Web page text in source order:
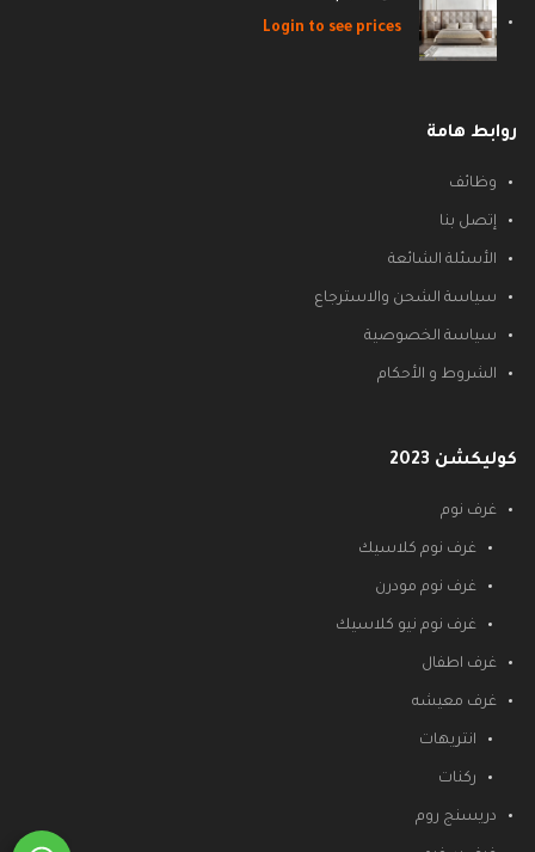
Login to see prices
روابط هامة
وظائف
إتصل بنا
الأسئلة الشائعة
سياسة الشحن والاسترجاع
سياسة الخصوصية
الشروط و الأحكام
كوليكشن 2023
غرف نوم
غرف نوم كلاسيك
غرف نوم مودرن
غرف نوم نيو كلاسيك
غرف اطفال
غرف معيشه
انتريهات
ركنات
دريسنج روم